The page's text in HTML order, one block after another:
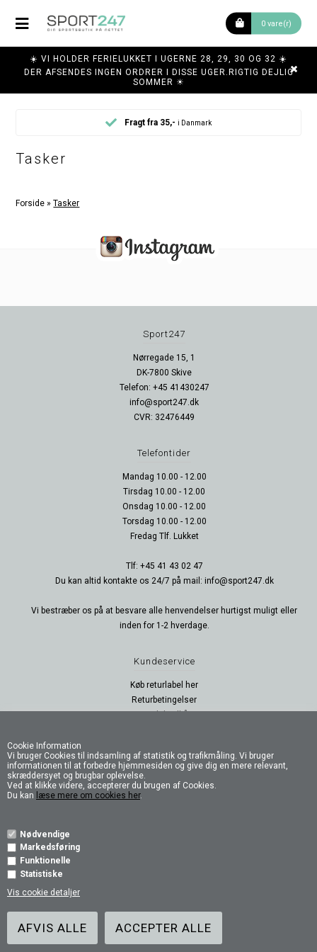
Cookie Information
Vi bruger Cookies til indsamling af statistik og trafikmåling. Vi bruger
informationen til at forbedre hjemmesiden og give dig en mere relevant,
skræddersyet og brugbar oplevelse.
Ved at klikke videre, accepterer du brugen af Cookies.
Du kan læse mere om cookies her.
Nødvendige
Markedsføring
Funktionelle
Statistiske
Vis cookie detaljer
0 vare(r)
☀️ VI HOLDER FERIELUKKET I UGERNE 28, 29, 30 OG 32 ☀️
DER AFSENDES INGEN ORDRER I DISSE UGER.RIGTIG DEJLIG
SOMMER ☀
Fragt fra 35,- i Danmark
Tasker
Forside »Tasker
Sport247
Nørregade 15, 1
DK-7800 Skive
Telefon: +45 41430247
info@sport247.dk
CVR: 32476449
Telefontider
Mandag 10.00 - 12.00
Tirsdag 10.00 - 12.00
Onsdag 10.00 - 12.00
Torsdag 10.00 - 12.00
Fredag Tlf. Lukket
Tlf: +45 41 43 02 47
Du kan altid kontakte os 24/7 på mail: info@sport247.dk
Vi bestræber os på at besvare alle henvendelser hurtigst muligt eller
inden for 1-2 hverdage.
Kundeservice
Køb returlabel her
Returbetingelser
Handelsvilkår
B2B Log ud